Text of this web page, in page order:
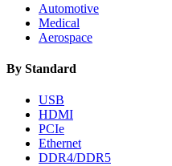
Automotive
Medical
Aerospace
By Standard
USB
HDMI
PCIe
Ethernet
DDR4/DDR5